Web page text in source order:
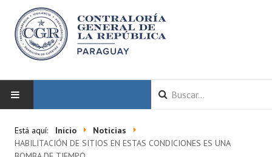
LA CGR
Está aquí: Inicio
Noticias
HABILITACIÓN DE SITIOS EN ESTAS CONDICIONES ES UNA